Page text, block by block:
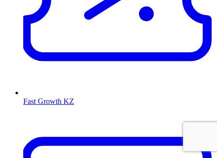
Fast Growth KZ